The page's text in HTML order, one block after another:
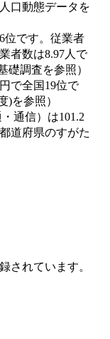
口動態データを
位です。従業者
者数は8.97人で
礎調査を参照）
で全国19位で
)を参照）
通信）は101.2
道府県のすがた
されています。